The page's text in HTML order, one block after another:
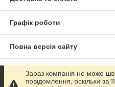
Графік роботи
Повна версія сайту
Сайт створено на
Зараз компанія не може
повідомлення, оскільки за